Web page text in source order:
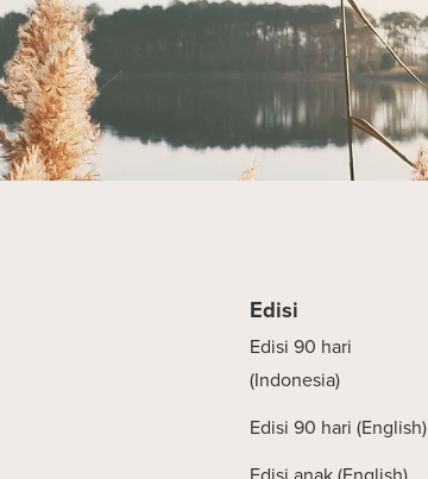
Edisi
Edisi 90 hari
(Indonesia)
Edisi 90 hari (English)